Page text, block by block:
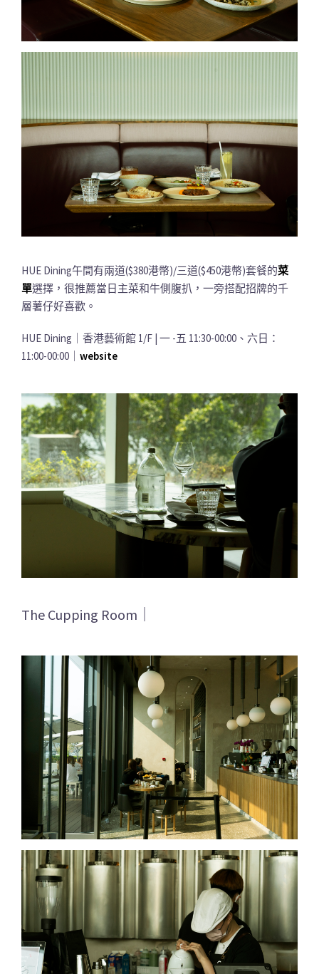
HUE Dining午間有兩道($380港幣)/三道($450港幣)套餐的菜
單選擇，很推薦當日主菜和牛側腹扒，一旁搭配招牌的千
層薯仔好喜歡。
HUE Dining｜香港藝術館 1/F | 一 -五 11:30-00:00、六日：
11:00-00:00｜ website
The Cupping Room｜